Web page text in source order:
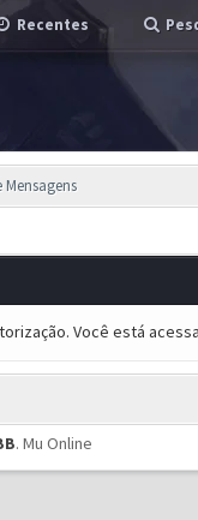
Recentes
Mensagens
Você está
. Mu Online